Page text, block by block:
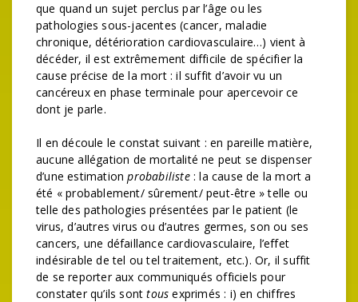
que quand un sujet perclus par l’âge ou les
pathologies sous-jacentes (cancer, maladie
chronique, détérioration cardiovasculaire…) vient à
décéder, il est extrêmement difficile de spécifier la
cause précise de la mort : il suffit d’avoir vu un
cancéreux en phase terminale pour apercevoir ce
dont je parle.
Il en découle le constat suivant : en pareille matière,
aucune allégation de mortalité ne peut se dispenser
d’une estimationprobabiliste: la cause de la mort a
été « probablement/ sûrement/ peut-être » telle ou
telle des pathologies présentées par le patient (le
virus, d’autres virus ou d’autres germes, son ou ses
cancers, une défaillance cardiovasculaire, l’effet
indésirable de tel ou tel traitement, etc.). Or, il suffit
de se reporter aux communiqués officiels pour
constater qu’ils sonttous exprimés : i) en chiffres